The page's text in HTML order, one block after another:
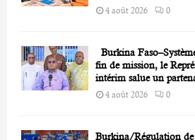
4 août 2026 0
Burkina
fin de mission, le
intérim salue un
4 août 2026 0
Burkina/Régulation